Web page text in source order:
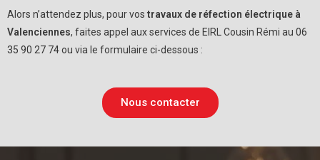
Alors n’attendez plus, pour vos travaux de réfection électrique à
Valenciennes, faites appel aux services de EIRL Cousin Rémi au 06
35 90 27 74ou via le formulaire ci-dessous :
Nous contacter